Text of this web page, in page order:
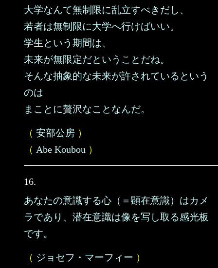
大学なんて無制限に乱立すべきだし、
若者は無制限に大学へ行けばいい。
学生という期間は、
未来が無限定だということだね。
そんな抽象的な未来が許されているという
のは
まことに贅沢なことなんだ。
（ 安部公房 ）
（ Abe Koubou ）
16.
あなたの意識する心（＝顕在意識）はカメ
ラであり、潜在意識は像を写し取る感光板
です。
（ ジョセフ・マーフィー ）